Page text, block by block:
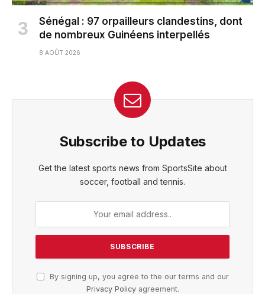
Sénégal : 97 orpailleurs clandestins, dont
de nombreux Guinéens interpellés
8 AOÛT 2026
Subscribe to Updates
Get the latest sports news from SportsSite about
soccer, football and tennis.
By signing up, you agree to the our terms and our
Privacy Policyagreement.